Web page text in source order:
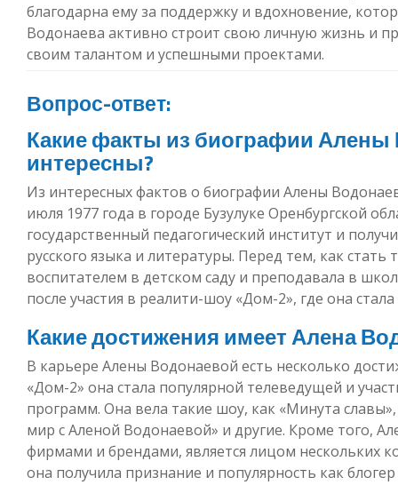
благодарна ему за поддержку и вдохновение,
Водонаева активно строит свою личную жизнь и
своим талантом и успешными проектами.
Вопрос-ответ:
Какие факты из биографии
интересны?
Из интересных фактов о биографии Алены
июля 1977 года в городе Бузулуке Оренбургской
государственный педагогический институт и
русского языка и литературы. Перед тем, как
воспитателем в детском саду и преподавала в
после участия в реалити-шоу «Дом-2», где она
Какие достижения имеет Алена
В карьере Алены Водонаевой есть несколько
«Дом-2» она стала популярной телеведущей и
программ. Она вела такие шоу, как «Минута
мир с Аленой Водонаевой» и другие. Кроме того,
фирмами и брендами, является лицом нескольких
она получила признание и популярность как